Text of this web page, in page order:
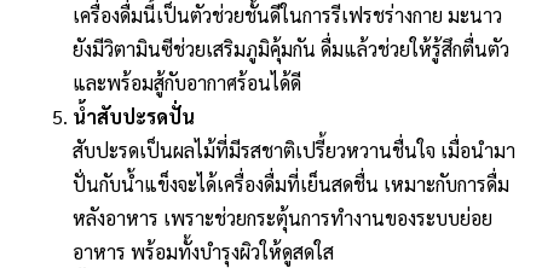
เครื่องดื่มนี้เป็นตัวช่วยชั้นดีในการรีเฟรชร่างกาย มะนาว
ยังมีวิตามินซีช่วยเสริมภูมิคุ้มกัน ดื่มแล้วช่วยให้รู้สึกตื่นตัว
และพร้อมสู้กับอากาศร้อนได้ดี
น้ำสับปะรดปั่น
สับปะรดเป็นผลไม้ที่มีรสชาติเปรี้ยวหวานชื่นใจ เมื่อนำมา
ปั่นกับน้ำแข็งจะได้เครื่องดื่มที่เย็นสดชื่น เหมาะกับการดื่ม
หลังอาหาร เพราะช่วยกระตุ้นการทำงานของระบบย่อย
อาหาร พร้อมทั้งบำรุงผิวให้ดูสดใส